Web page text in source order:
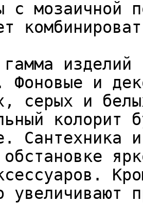
с мозаичной
изделий
Фоновые и
серых и
колорит
Сантехника
увеличивают